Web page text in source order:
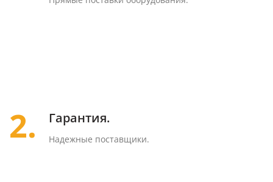
2. Гарантия.
Надежные поставщики.